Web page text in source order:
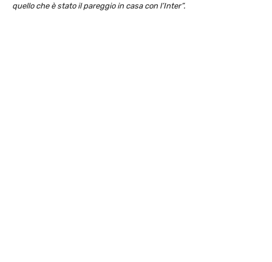
quello che è stato il pareggio in casa con l’Inter”.